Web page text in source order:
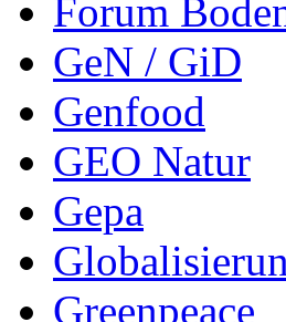
Forum
GeN / GiD
Genfood
GEO Natur
Gepa
Greenpeace